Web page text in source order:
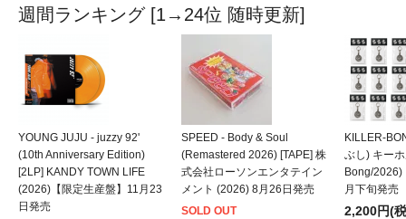
週間ランキング [1→24位 随時更新]
YOUNG JUJU - juzzy 92'
(10th Anniversary Edition)
[2LP] KANDY TOWN LIFE
(2026)【限定生産盤】11月23
日発売
SPEED - Body & Soul
(Remastered 2026) [TAPE] 株
式会社ローソンエンタテイン
メント (2026) 8月26日発売
SOLD OUT
KILLER-
ぶし) キー
Bong/2026)
月下旬発売
2,200円(